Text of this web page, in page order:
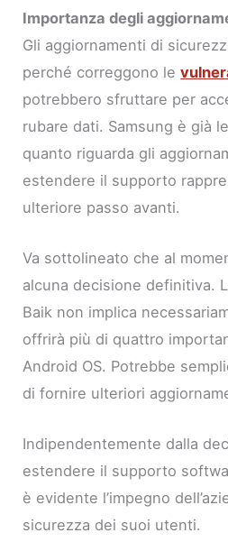
Importanza degli
Gli aggiornamenti di
perché correggono le
potrebbero sfruttare per
rubare dati. Samsung è già
quanto riguarda gli
estendere il supporto
ulteriore passo avanti.
Va sottolineato che al
alcuna decisione definitiva.
Baik non implica
offrirà più di quattro
Android OS. Potrebbe
di fornire ulteriori
Indipendentemente dalla
estendere il supporto
è evidente l’impegno
sicurezza dei suoi utenti.